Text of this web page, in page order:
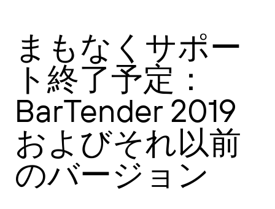
まもなくサポー
ト終了予定：
BarTender 2019
およびそれ以前
のバージョン